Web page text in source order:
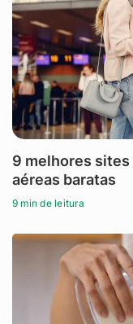
9 melhores sites
aéreas baratas
9 min de leitura